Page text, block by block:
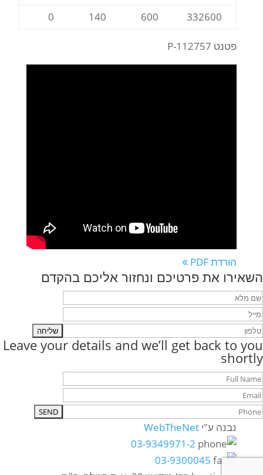
332600
600
140
0
פטנט P-112757
הורדת PDF
השאירו את פרטיכם ונחזור אליכם בהקדם
Leave your details and we’ll get back to you
shortly
נבנה ע"י WebTheNet
03-9349971-2
03-9300045